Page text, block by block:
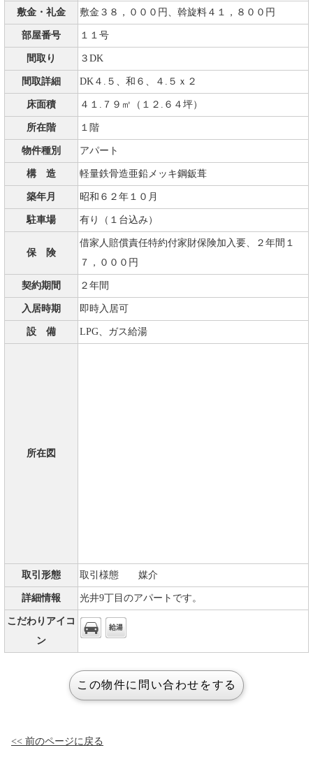
敷金・礼金 敷金３８，０００円、斡旋料４１，８００円
部屋番号 １１号
間取り ３DK
間取詳細 DK４.５、和６、４.５ｘ２
床面積 ４１.７９㎡（１２.６４坪）
所在階 １階
物件種別 アパート
構 造 軽量鉄骨造亜鉛メッキ鋼鈑葺
築年月 昭和６２年１０月
駐車場 有り（１台込み）
保 険
借家人賠償責任特約付家財保険加入要、２年間１
７，０００円
契約期間 ２年間
入居時期 即時入居可
設 備 LPG、ガス給湯
所在図
取引形態 取引様態 媒介
詳細情報 光井9丁目のアパートです。
こだわりアイコ
ン
<< 前のページに戻る